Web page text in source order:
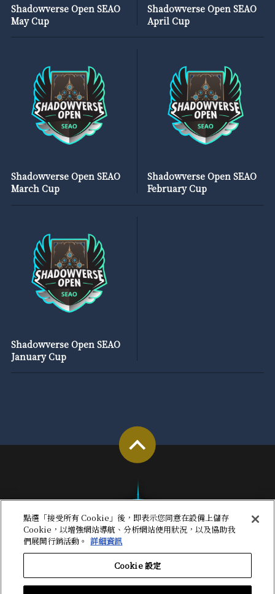
Shadowverse Open SEAO
May Cup
Shadowverse Open SEAO
April Cup
Shadowverse Open SEAO
March Cup
Shadowverse Open SEAO
February Cup
Shadowverse Open SEAO
January Cup
點選「接受所有 Cookie」後，即表示您同意在設備上儲存
Cookie，以增強網站導航、分析網站使用狀況，以及協助我
們展開行銷活動。 詳細資訊
Cookie 設定